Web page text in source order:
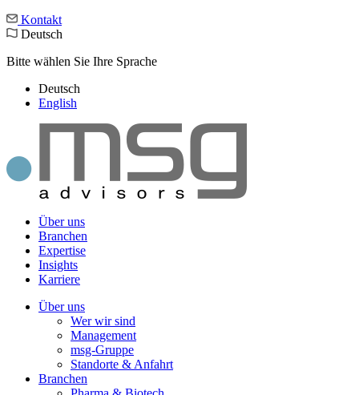
Kontakt
Deutsch
Bitte wählen Sie Ihre Sprache
Deutsch
English
Über uns
Branchen
Expertise
Insights
Karriere
Über uns
Wer wir sind
Management
msg-Gruppe
Standorte & Anfahrt
Branchen